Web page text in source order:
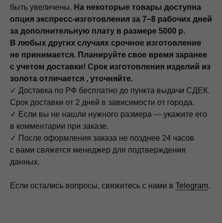
быть увеличены. На некоторые товары доступна
опция экспресс-изготовления за 7−8 рабочих дней
за дополнительную плату в размере 5000 р.
В любых других случаях срочное изготовление
не принимается. Планируйте свое время заранее
с учетом доставки! Срок изготовления изделий из
золота отличается , уточняйте.
✓ Доставка по РФ бесплатно до пункта выдачи СДЕК.
Срок доставки от 2 дней в зависимости от города.
✓ Если вы не нашли нужного размера — укажите его
в комментарии при заказе.
✓ После оформления заказа не позднее 24 часов
с вами свяжется менеджер для подтверждения
данных.
Если остались вопросы, свяжитесь с нами в Telegram.